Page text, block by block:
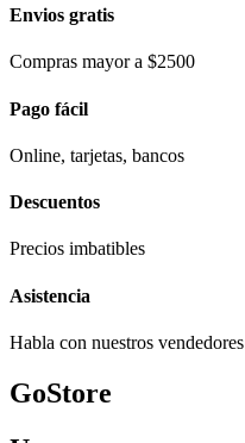
Envios gratis
Compras mayor a $2500
Pago fácil
Online, tarjetas, bancos
Descuentos
Precios imbatibles
Asistencia
Habla con nuestros vendedores
GoStore